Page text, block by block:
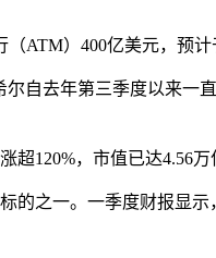
ATM）400亿美元，预计
自去年第三季度以来
120%，市值已达4.56万
之一。一季度财报显